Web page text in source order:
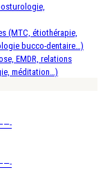
(MTC, étiothérapie,
bucco-dentaire…)
EMDR, relations
méditation…)